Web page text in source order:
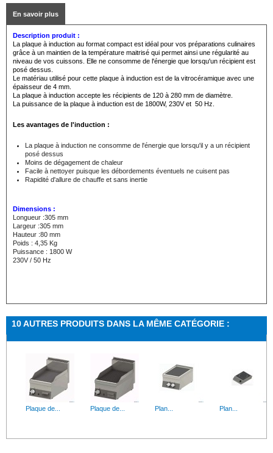
En savoir plus
Description produit :
La plaque à induction au format compact est idéal pour vos préparations culinaires
grâce à un maintien de la température maitrisé qui permet ainsi une régularité au
niveau de vos cuissons. Elle ne consomme de l'énergie que lorsqu'un récipient est
posé dessus.
Le matériau utilisé pour cette plaque à induction est de la vitrocéramique avec une
épaisseur de 4 mm.
La plaque à induction accepte les récipients de 120 à 280 mm de diamètre.
La puissance de la plaque à induction est de 1800W, 230V et 50 Hz.
Les avantages de l'induction :
La plaque à induction ne consomme de l'énergie que lorsqu'il y a un récipient
posé dessus
Moins de dégagement de chaleur
Facile à nettoyer puisque les débordements éventuels ne cuisent pas
Rapidité d'allure de chauffe et sans inertie
Dimensions :
Longueur :305 mm
Largeur :305 mm
Hauteur :80 mm
Poids : 4,35 Kg
Puissance : 1800 W
230V / 50 Hz
10 AUTRES PRODUITS DANS LA MÊME CATÉGORIE :
Plaque de... Plaque de... Plan... Plan...